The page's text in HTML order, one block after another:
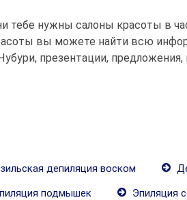
тебе нужны салоны красоты в
вы можете найти всю
презентации,
депиляция воском
подмышек
Эпиляция